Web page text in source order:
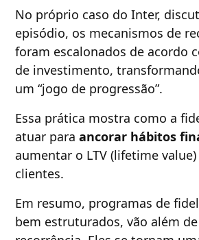
No próprio caso do Inter,
episódio, os mecanismos de
foram escalonados de acordo
de investimento,
um “jogo de progressão”.
Essa prática mostra como a
atuar paraancorar hábitos
aumentar o LTV (lifetime
clientes.
Em resumo, programas de
bem estruturados, vão além